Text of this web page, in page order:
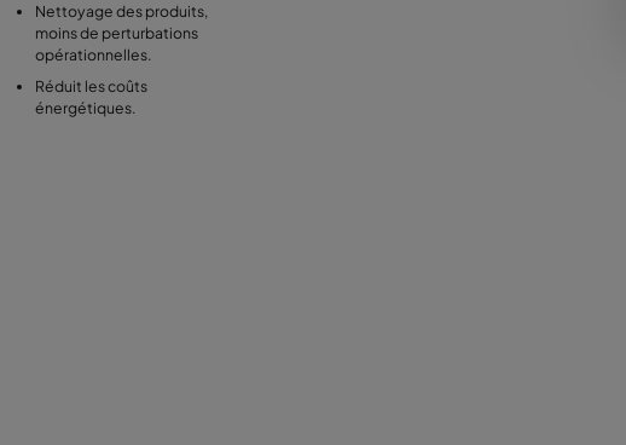
Nettoyage des produits,
moins de perturbations
opérationnelles.
Réduit les coûts
énergétiques.